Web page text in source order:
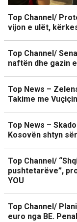
Top Channel/
vijon e ulët,
Top Channel/
naftën dhe gazin
Top News –
Takime me
Top News –
Kosovën shtyn
Top Channel/
pushtetarëve”,
YOU
Top Channel/
euro nga BE.